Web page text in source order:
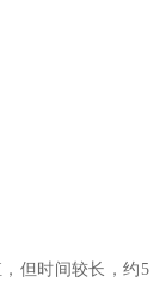
但时间较长，约5